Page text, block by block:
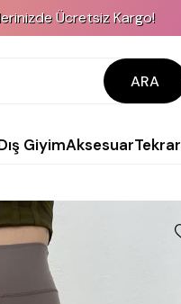
Ücretsiz Kargo!
ARA
GiyimAksesuar